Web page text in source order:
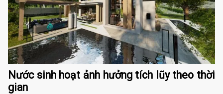
Nước sinh hoạt ảnh hưởng tích lũy theo thời
gian